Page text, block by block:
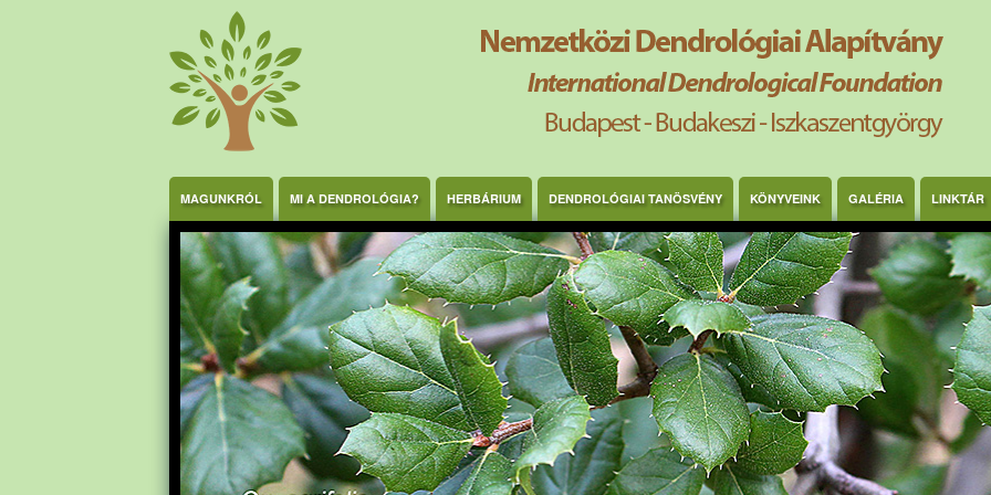
MAGUNKRÓL MI A DENDROLÓGIA? HERBÁRIUM DENDROLÓGIAI TANÖSVÉNY KÖNYVEINK GALÉRIA LINKTÁR